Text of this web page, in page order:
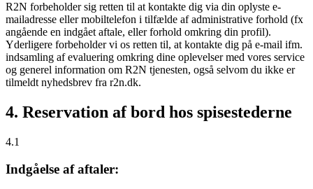
R2N forbeholder sig retten til at kontakte dig via din oplyste e-
mailadresse eller mobiltelefon i tilfælde af administrative forhold (fx
angående en indgået aftale, eller forhold omkring din profil).
Yderligere forbeholder vi os retten til, at kontakte dig på e-mail ifm.
indsamling af evaluering omkring dine oplevelser med vores service
og generel information om R2N tjenesten, også selvom du ikke er
tilmeldt nyhedsbrev fra r2n.dk.
4. Reservation af bord hos spisestederne
4.1
Indgåelse af aftaler: